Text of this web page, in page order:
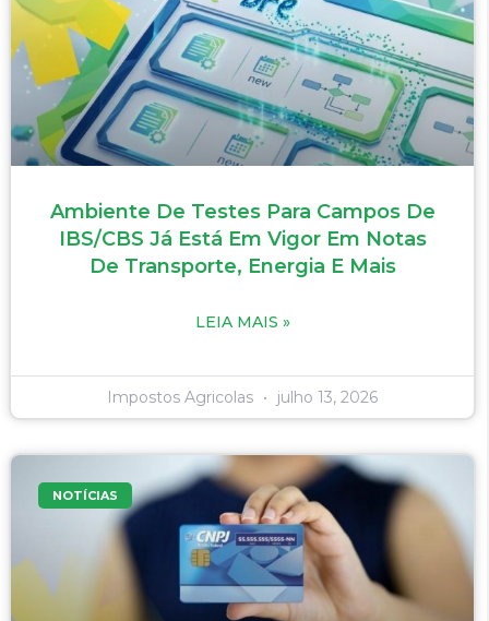
Ambiente De Testes Para Campos De
IBS/CBS Já Está Em Vigor Em Notas
De Transporte, Energia E Mais
LEIA MAIS »
Impostos Agricolas julho 13, 2026
NOTÍCIAS